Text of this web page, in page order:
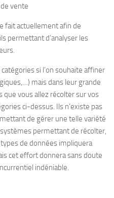
vente
fait actuellement afin de
permettant d’analyser les
si l’on souhaite affiner
mais dans leur grande
que vous allez récolter sur vos
ci-dessus. Ils n’existe pas
de gérer une telle variété
permettant de récolter,
de données impliquera
cet effort donnera sans doute
indéniable.